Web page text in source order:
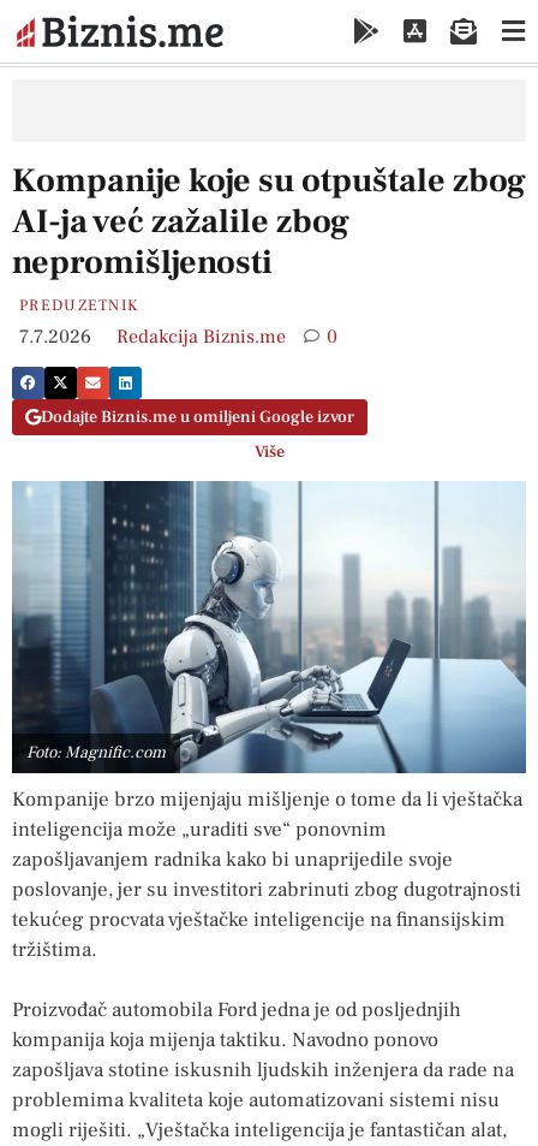
Kompanije koje su otpuštale zbog
AI-ja već zažalile zbog
nepromišljenosti
PREDUZETNIK
7.7.2026 Redakcija Biznis.me 0
Dodajte Biznis.me u omiljeni Google izvor
Više
Foto: Magnific.com
Kompanije brzo mijenjaju mišljenje o tome da li vještačka
inteligencija može „uraditi sve“ ponovnim
zapošljavanjem radnika kako bi unaprijedile svoje
poslovanje, jer su investitori zabrinuti zbog dugotrajnosti
tekućeg procvata vještačke inteligencije na finansijskim
tržištima.
Proizvođač automobila Ford jedna je od posljednjih
kompanija koja mijenja taktiku. Navodno ponovo
zapošljava stotine iskusnih ljudskih inženjera da rade na
problemima kvaliteta koje automatizovani sistemi nisu
mogli riješiti. „Vještačka inteligencija je fantastičan alat,